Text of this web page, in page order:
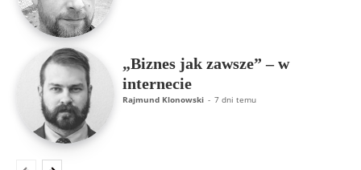
„Biznes jak zawsze” – w
internecie
Rajmund Klonowski - 7 dni temu